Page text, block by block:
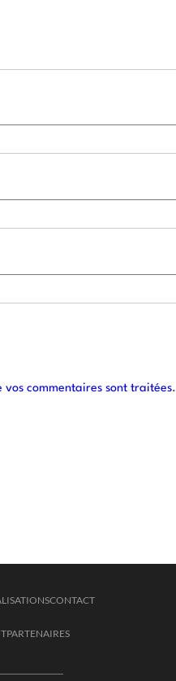
vos commentaires sont traitées.
CONTACT
PARTENAIRES